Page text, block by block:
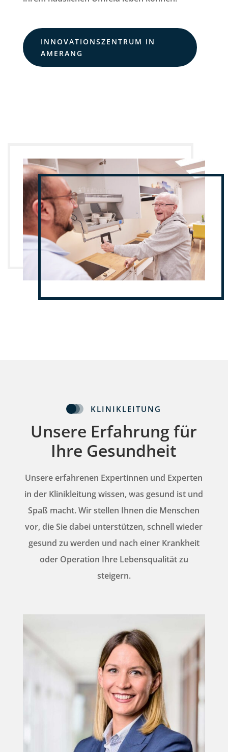
INNOVATIONSZENTRUM IN
AMERANG
KLINIKLEITUNG
Unsere Erfahrung für
Ihre Gesundheit
Unsere erfahrenen Expertinnen und Experten
in der Klinikleitung wissen, was gesund ist und
Spaß macht. Wir stellen Ihnen die Menschen
vor, die Sie dabei unterstützen, schnell wieder
gesund zu werden und nach einer Krankheit
oder Operation Ihre Lebensqualität zu
steigern.